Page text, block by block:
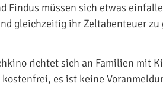
Findus müssen sich etwas
gleichzeitig ihr Zeltabenteuer zu
richtet sich an Familien mit
es ist keine